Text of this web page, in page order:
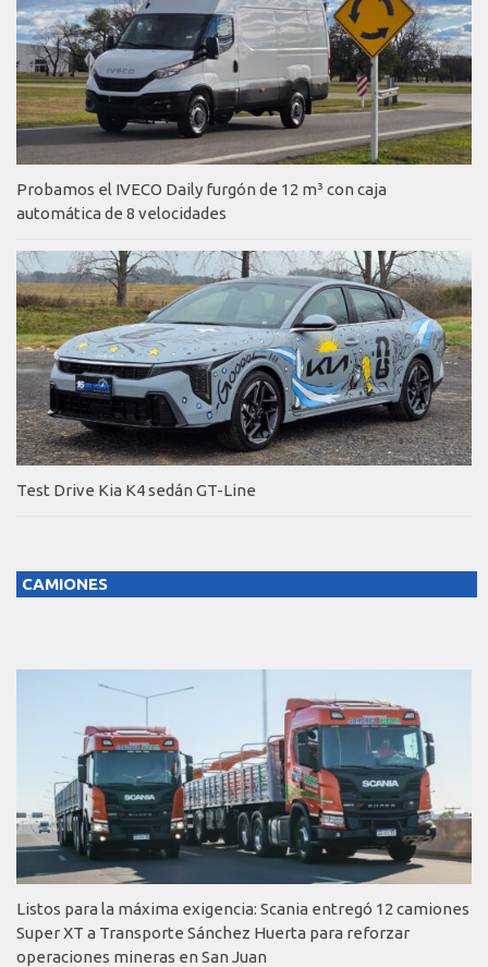
Probamos el IVECO Daily furgón de 12 m³ con caja
automática de 8 velocidades
Test Drive Kia K4 sedán GT-Line
CAMIONES
Listos para la máxima exigencia: Scania entregó 12 camiones
Super XT a Transporte Sánchez Huerta para reforzar
operaciones mineras en San Juan